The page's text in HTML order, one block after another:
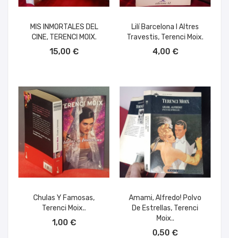
MIS INMORTALES DEL
CINE, TERENCI MOIX.
15,00 €
Lilí Barcelona I Altres
Travestis, Terenci Moix.
4,00 €
Chulas Y Famosas,
Terenci Moix..
1,00 €
Amami, Alfredo! Polvo
De Estrellas, Terenci
Moix..
0,50 €